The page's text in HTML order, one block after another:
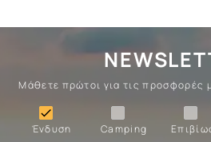
Μάθετε πρώτοι για τις προσφορές
Camping
Ένδυση

Ένδυση